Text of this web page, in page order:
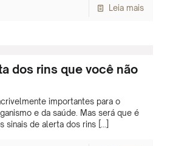
Leia mais
dos rins que você não
importantes para o
e da saúde. Mas será que é
sinais de alerta dos rins